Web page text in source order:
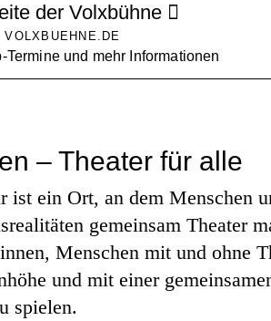
der Volxbühne
VOLXBUEHNE.DE
Termine und mehr Informationen
– Theater für alle
ist ein Ort, an dem Menschen
gemeinsam Theater
Menschen mit und ohne
und mit einer
spielen.